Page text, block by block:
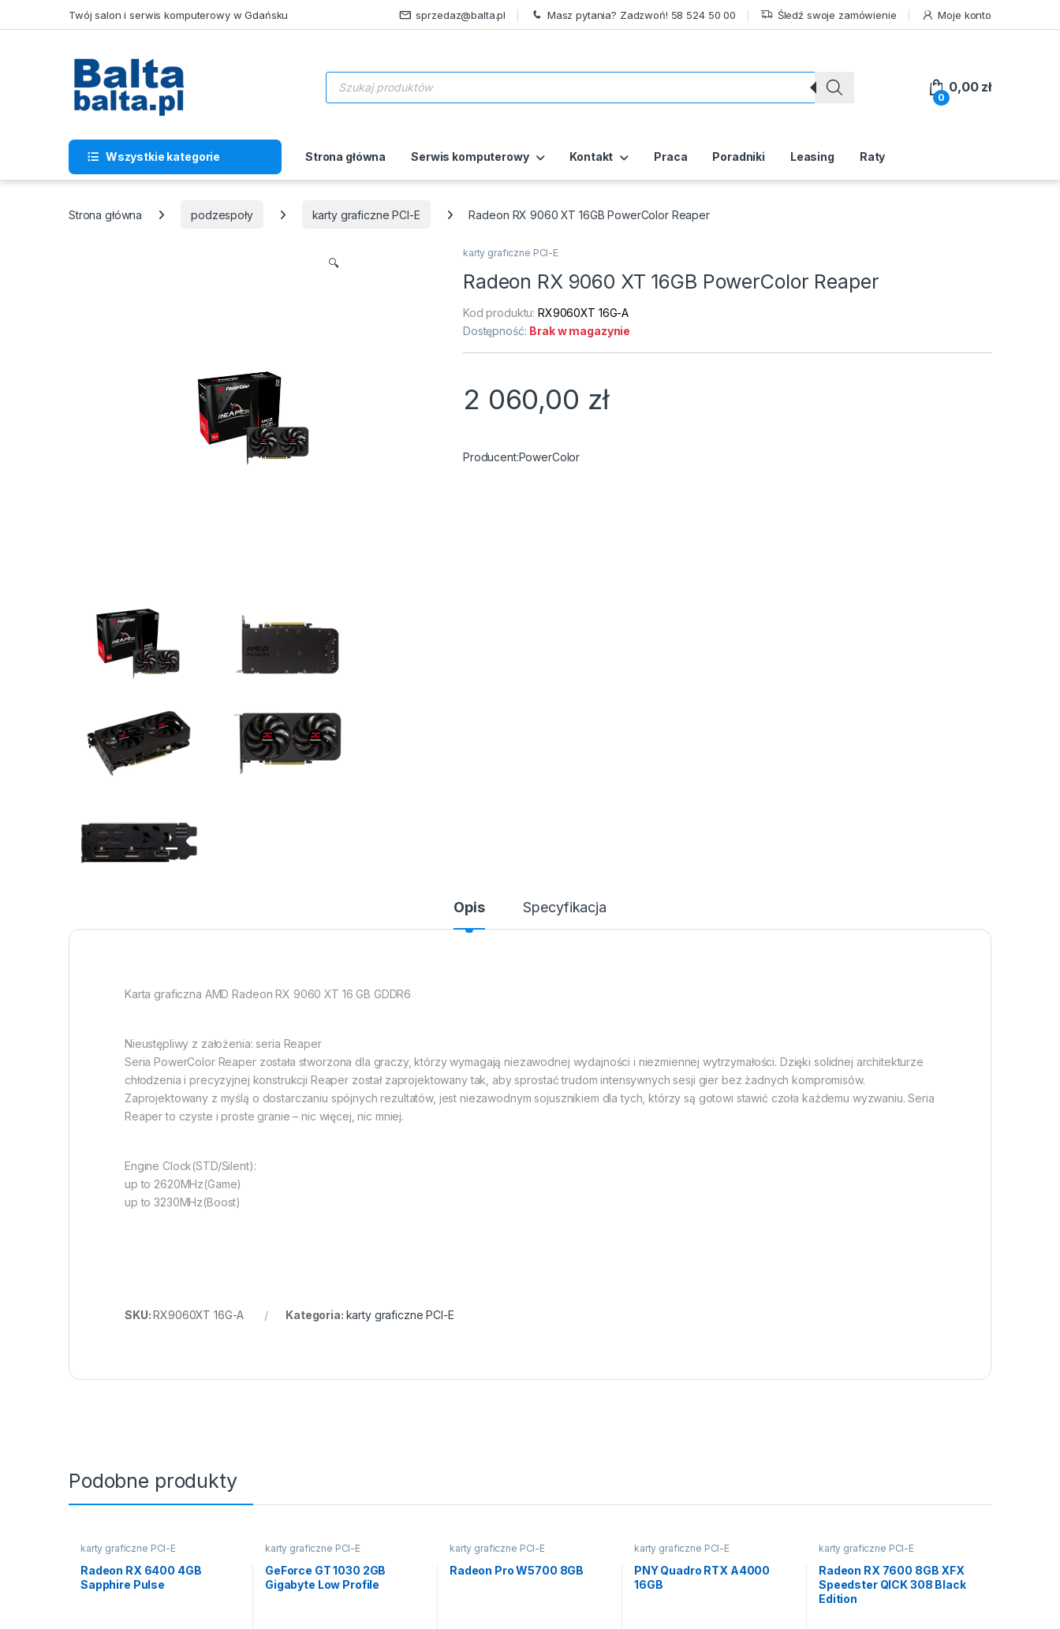
Skip to navigationTwój salon i serwis komputerowy w Gdańsku sprzedaz@balta.pl Masz pytania? Zadzwoń! 58 524 50 00 Śledź swoje zamówienie Moje konto
Wyszukiwarka produktów
0
0,00 zł
Wszystkie kategorie Strona główna Serwis komputerowy Kontakt Praca Poradniki Leasing Raty
Strona główna podzespoły karty graficzne PCI-E Radeon RX 9060 XT 16GB PowerColor Reaper
🔍
karty graficzne PCI-E
Radeon RX 9060 XT 16GB PowerColor Reaper
Kod produktu:RX9060XT 16G-A
Dostępność: Brak w magazynie
2 060,00 zł
PowerColor
Opis Specyfikacja
Karta graficzna AMD Radeon RX 9060 XT 16 GB GDDR6
Nieustępliwy z założenia: seria Reaper
Seria PowerColor Reaper została stworzona dla graczy, którzy wymagają niezawodnej wydajności i niezmiennej wytrzymałości. Dzięki solidnej architekturze
chłodzenia i precyzyjnej konstrukcji Reaper został zaprojektowany tak, aby sprostać trudom intensywnych sesji gier bez żadnych kompromisów.
Zaprojektowany z myślą o dostarczaniu spójnych rezultatów, jest niezawodnym sojusznikiem dla tych, którzy są gotowi stawić czoła każdemu wyzwaniu. Seria
Reaper to czyste i proste granie – nic więcej, nic mniej.
Engine Clock(STD/Silent):
up to 2620MHz(Game)
up to 3230MHz(Boost)
SKU:RX9060XT 16G-A Kategoria: karty graficzne PCI-E
Podobne produkty
karty graficzne PCI-E
Radeon RX 6400 4GB
Sapphire Pulse
karty graficzne PCI-E
GeForce GT 1030 2GB
Gigabyte Low Profile
karty graficzne PCI-E
Radeon Pro W5700 8GB
karty graficzne PCI-E
PNY Quadro RTX A4000
16GB
karty graficzne PCI-E
Radeon RX 7600 8GB XFX
Speedster QICK 308 Black
Edition